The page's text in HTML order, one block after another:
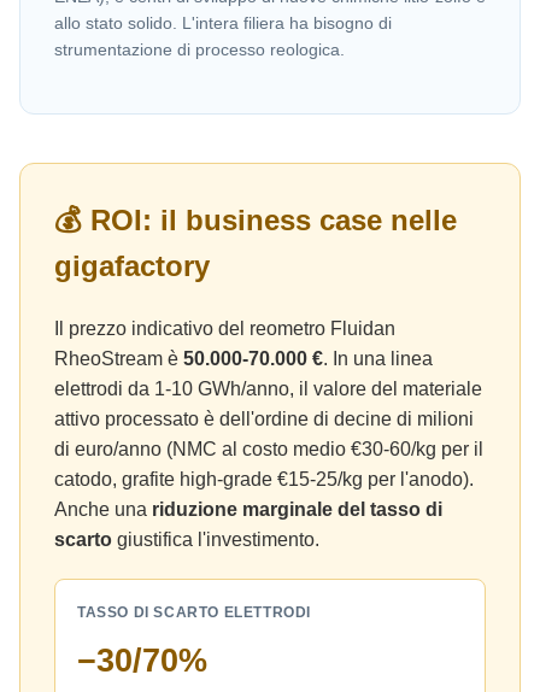
allo stato solido. L'intera filiera ha bisogno di
strumentazione di processo reologica.
💰 ROI: il business case nelle
gigafactory
Il prezzo indicativo del reometro Fluidan
RheoStream è 50.000-70.000 €. In una linea
elettrodi da 1-10 GWh/anno, il valore del materiale
attivo processato è dell'ordine di decine di milioni
di euro/anno (NMC al costo medio €30-60/kg per il
catodo, grafite high-grade €15-25/kg per l'anodo).
Anche una riduzione marginale del tasso di
scarto giustifica l'investimento.
TASSO DI SCARTO ELETTRODI
−30/70%